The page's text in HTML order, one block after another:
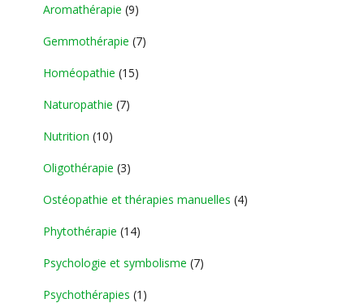
Aromathérapie (9)
Gemmothérapie (7)
Homéopathie (15)
Naturopathie (7)
Nutrition (10)
Oligothérapie (3)
Ostéopathie et thérapies manuelles (4)
Phytothérapie (14)
Psychologie et symbolisme (7)
Psychothérapies (1)